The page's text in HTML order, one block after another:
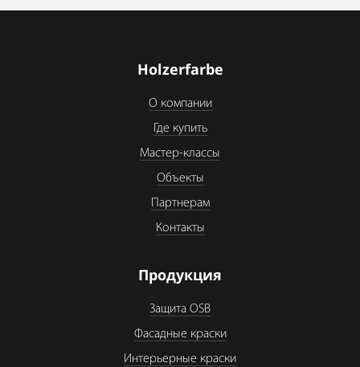
Holzerfarbe
О компании
Где купить
Мастер-классы
Объекты
Партнерам
Контакты
Продукция
Защита OSB
Фасадные краски
Интерьерные краски